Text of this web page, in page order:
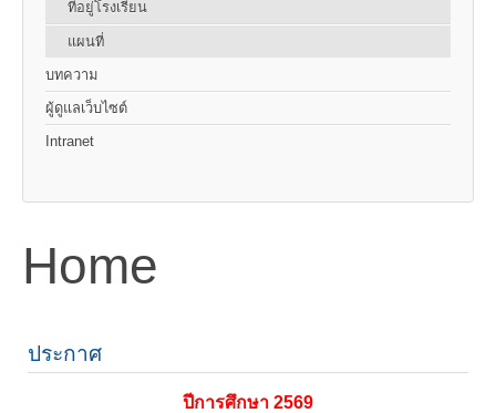
ที่อยู่โรงเรียน
แผนที่
บทความ
ผู้ดูแลเว็บไซต์
Intranet
Home
ประกาศ
ปีการศึกษา 2569